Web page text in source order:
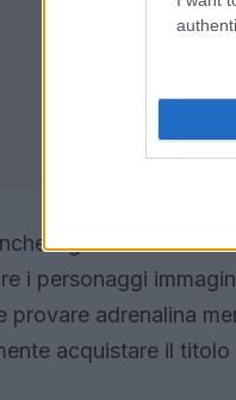
il giocoMario
i personaggi
provare adrenalina
acquistare il